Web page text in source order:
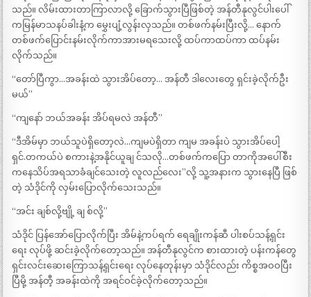
သည်။ လိမ်းထားတာကြာလာလို့ ခြောက်သွားပြီဖြစ်တဲ့ အန်တီနုလွင်ပါးပေါ်
ကမြန်မာသနပ်ခါးနံ့က မွှေးပျံ့လွန်းလှသည်။ တစ်ဖက်နမ်းပြီးလို့… နောက်
တစ်ဖက်ပြောင်းနမ်းလိုက်ကာအားမရသေးလို့ ထပ်ကာထပ်ကာ ထပ်နမ်း
လိုက်သည်။
“တော်ပြီကွာ…အခန်းထဲ သွားအိပ်တော့… အန်တီ ဒါလေးတွေ ရှင်းခဲ့လိုက်ဦး
မယ်”
“ကျနော် ဘယ်အခန်း အိပ်ရမလဲ အန်တီ”
“ဒီအိမ်မှာ ဘယ်သူပဲရှိတော့လဲ…ကျမပဲရှိတာ ကျမ အခန်းပဲ သွားအိပ်ပေါ့
ရှင်.တကယ်ပဲ စကားနဲ့အနိုင်ယူချ င်သလို…တစ်ဖက်ကပြော တာကိုအပေါ်စီး
ကနေသိပ်အရသာခံချင်သေးတဲ့ လူလည်လေး”လို့ သူ့အနားက သွားနေပြီ ဖြစ်
တဲ့ သံဒိုင်ကို လှမ်းပြောလိုက်သေးသည်။
“အင်း ချစ်လို့ဗျို့ ချ စ်လို့”
သံဒိုင် ပြန်အော်ပြောလိုက်ပြီး အိမ်နဲ့ကပ်ရက် ရေချိုးကန်ဆီ ပါးစပ်သန့်ရှင်း
ရေး လုပ်ဖို့ ဆင်းခဲ့လိုက်တော့သည်။ အန်တီနုလွင်က စားထားတဲ့ ပန်းကန်တွေ
ရှင်းလင်းဆေးကြောသန့်ရှင်းရေး လုပ်နေတုန်းမှာ သံဒိုင်လည်း ကိစ္စအဝဝပြီး
ပြီမို့ အန်တီ့ အခန်းထဲကို အရင်ဝင်ခဲ့လိုက်တော့သည်။